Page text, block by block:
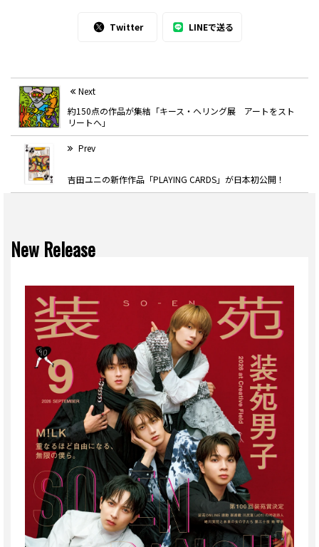
Twitter LINEで送る
Next
約150点の作品が集結「キース・ヘリング展 アートをスト
リートへ」
Prev
吉田ユニの新作作品「PLAYING CARDS」が日本初公開！
New Release